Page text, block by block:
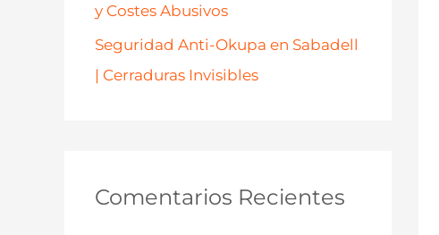
y Costes Abusivos
Seguridad Anti-Okupa en Sabadell
| Cerraduras Invisibles
Comentarios Recientes